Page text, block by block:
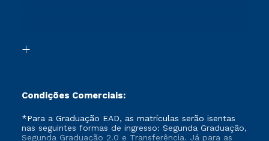
Formação Pedagógica - R2
Condições Comerciais:
*Para a Graduação EAD, as matrículas serão isentas
nas seguintes formas de ingresso: Segunda Graduação,
Segunda Graduação 2.0 e Transferência. Já para as